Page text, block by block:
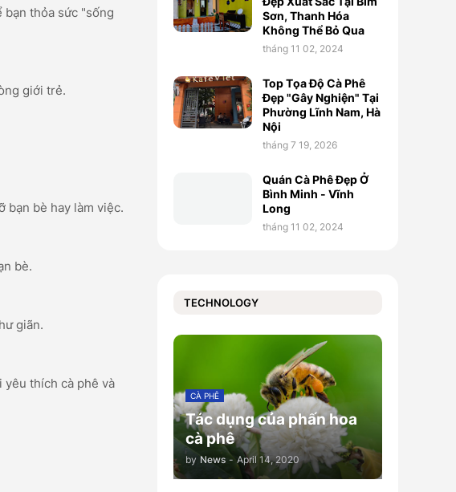
bạn thỏa sức "sống
giới trẻ.
bạn bè hay làm việc.
bè.
giãn.
thích cà phê và
Sơn, Thanh Hóa
Không Thể Bỏ Qua
tháng 11 02, 2024
Top Tọa Độ Cà Phê
Đẹp "Gây Nghiện" Tại
Phường Lĩnh Nam, Hà
Nội
tháng 7 19, 2026
Quán Cà Phê Đẹp Ở
Bình Minh - Vĩnh
Long
tháng 11 02, 2024
TECHNOLOGY
CÀ PHÊ
Tác dụng của phấn hoa
cà phê
by News - April 14, 2020